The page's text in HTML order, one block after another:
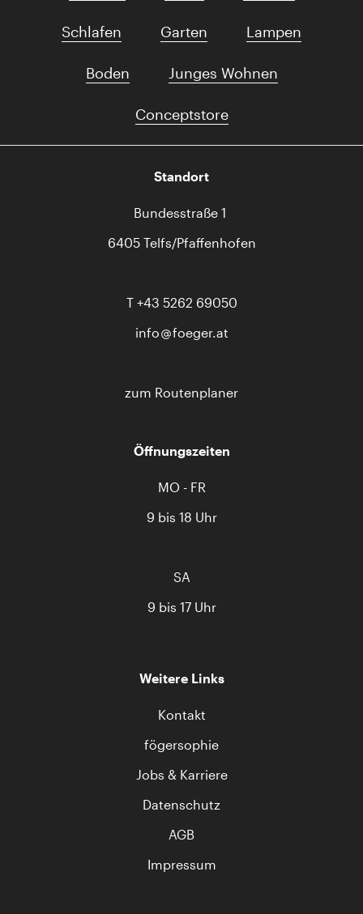
Schlafen Garten Lampen
Boden Junges Wohnen
Conceptstore
Standort
Bundesstraße 1
6405 Telfs/Pfaffenhofen
T +43 5262 69050
info
foeger.at
zum Routenplaner
Öffnungszeiten
MO - FR
9 bis 18 Uhr
SA
9 bis 17 Uhr
Weitere Links
Kontakt
fögersophie
Jobs & Karriere
Datenschutz
AGB
Impressum